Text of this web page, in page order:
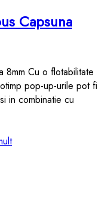
Capsuna
8mm Cu o flotabilitate
pop-up-urile pot fi
in combinatie cu